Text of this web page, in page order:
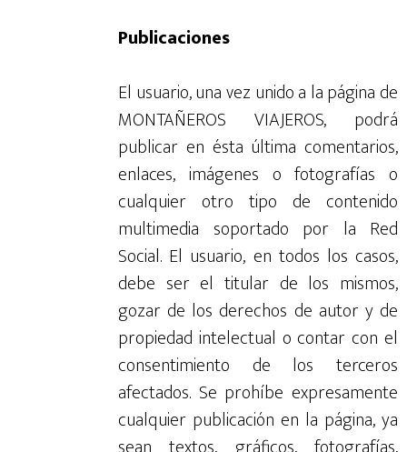
Publicaciones
El usuario, una vez unido a la página de
MONTAÑEROS VIAJEROS, podrá
publicar en ésta última comentarios,
enlaces, imágenes o fotografías o
cualquier otro tipo de contenido
multimedia soportado por la Red
Social. El usuario, en todos los casos,
debe ser el titular de los mismos,
gozar de los derechos de autor y de
propiedad intelectual o contar con el
consentimiento de los terceros
afectados. Se prohíbe expresamente
cualquier publicación en la página, ya